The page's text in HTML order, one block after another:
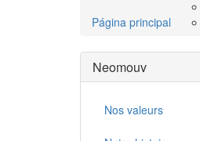
Página principal
Neomouv
Nos valeurs